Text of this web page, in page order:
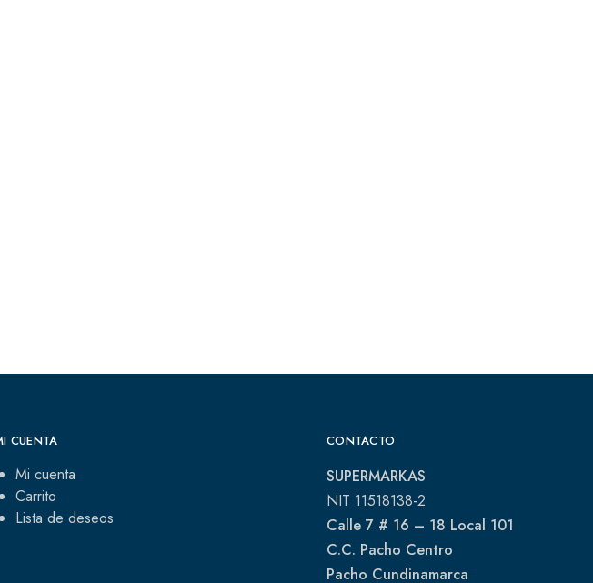
CUENTA
Mi cuenta
Carrito
Lista de deseos
CONTACTO
SUPERMARKAS
NIT 11518138-2
Calle 7 # 16 – 18 Local 101
C.C. Pacho Centro
Pacho Cundinamarca